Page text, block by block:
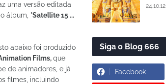
uma versão editada
álbum, "Satellite 15 ...
abaixo foi produzido
Films,que
de animadores, e já
filmes, incluindo
24.10.12
Siga o Blog 666
Facebook